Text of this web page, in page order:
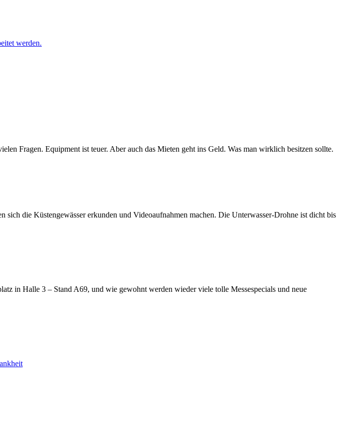
werden.
Fragen. Equipment ist teuer. Aber auch das Mieten geht ins Geld. Was man wirklich besitzen sollte.
die Küstengewässer erkunden und Videoaufnahmen machen. Die Unterwasser-Drohne ist dicht bis
in Halle 3 – Stand A69, und wie gewohnt werden wieder viele tolle Messespecials und neue